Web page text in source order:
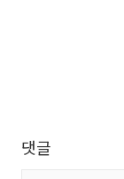
댓글